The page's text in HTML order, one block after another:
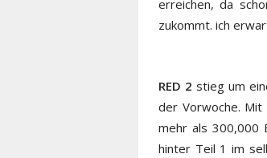
erreichen, da
zukommt. ich
RED 2 stieg um
der Vorwoche. Mit
mehr als 300,000
hinter Teil 1 im